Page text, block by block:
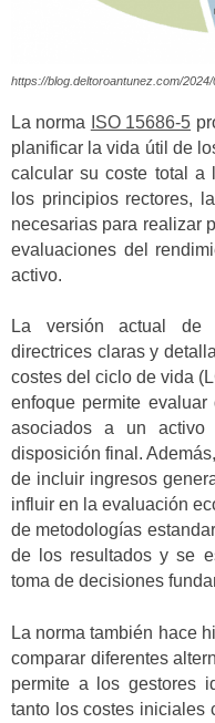
https://blog.deltoroantunez.com/
La norma ISO 15686-5
planificar la vida útil de
calcular su coste total a
los principios rectores,
necesarias para realizar
evaluaciones del
activo.
La versión actual de
directrices claras y
costes del ciclo de vida
enfoque permite
asociados a un activo
disposición final.
de incluir ingresos
influir en la evaluación
de metodologías
de los resultados y se
toma de decisiones
La norma también hace
comparar diferentes
permite a los gestores
tanto los costes iniciales